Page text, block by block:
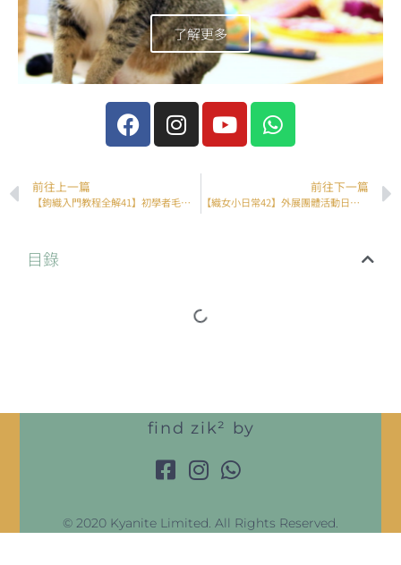
了解更多
前往上一篇
【鉤織入門教程全解41】初學者毛線指南
前往下一篇
【織女小日常42】外展團體活動日常趣事分享
目錄
find zik² by
© 2020 Kyanite Limited. All Rights Reserved.